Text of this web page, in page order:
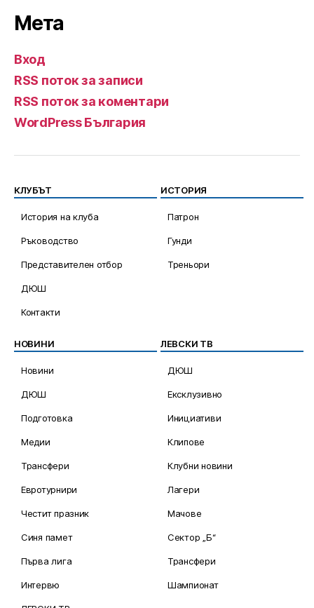
Мета
Вход
RSS поток за записи
RSS поток за коментари
WordPress България
КЛУБЪТ
История на клуба
Ръководство
Представителен отбор
ДЮШ
Контакти
ИСТОРИЯ
Патрон
Гунди
Треньори
НОВИНИ
Новини
ДЮШ
Подготовка
Медии
Трансфери
Евротурнири
Честит празник
Синя памет
Първа лига
Интервю
ЛЕВСКИ ТВ
ДЮШ
Ексклузивно
Инициативи
Клипове
Клубни новини
Лагери
Мачове
Сектор „Б“
Трансфери
Шампионат